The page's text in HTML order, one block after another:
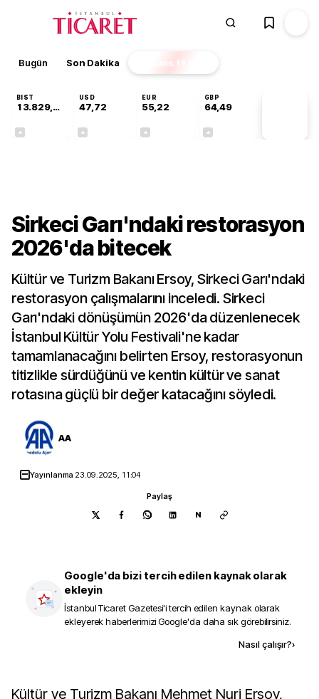
Bugün Son Dakika Finans EKSTRA
BIST
13.829,69
USD
47,72
EUR
55,22
GBP
64,49
Sirkeci Garı'ndaki restorasyon
2026'da bitecek
Kültür ve Turizm Bakanı Ersoy, Sirkeci Garı'ndaki
restorasyon çalışmalarını inceledi. Sirkeci
Garı'ndaki dönüşümün 2026'da düzenlenecek
İstanbul Kültür Yolu Festivali'ne kadar
tamamlanacağını belirten Ersoy, restorasyonun
titizlikle sürdüğünü ve kentin kültür ve sanat
rotasına güçlü bir değer katacağını söyledi.
AA
Yayınlanma 23.09.2025, 11:04
Paylaş
N
Google'da bizi tercih edilen kaynak olarak
ekleyin
İstanbul Ticaret Gazetesi'i tercih edilen kaynak olarak
ekleyerek haberlerimizi Google'da daha sık görebilirsiniz.
Nasıl çalışır?›
Kültür ve Turizm Bakanı Mehmet Nuri Ersoy,